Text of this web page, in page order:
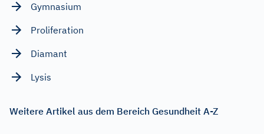
Gymnasium
Proliferation
Diamant
Lysis
Weitere Artikel aus dem Bereich Gesundheit A-Z